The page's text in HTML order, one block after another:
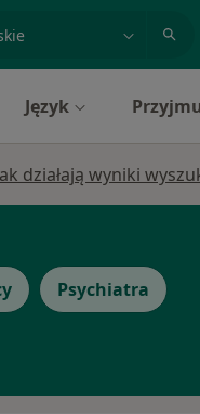
Język
działają wyniki
Psychiatra